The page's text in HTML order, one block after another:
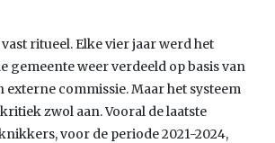
ritueel. Elke vier jaar werd het
gemeente weer verdeeld op basis van
externe commissie. Maar het systeem
zwol aan. Vooral de laatste
voor de periode 2021-2024,